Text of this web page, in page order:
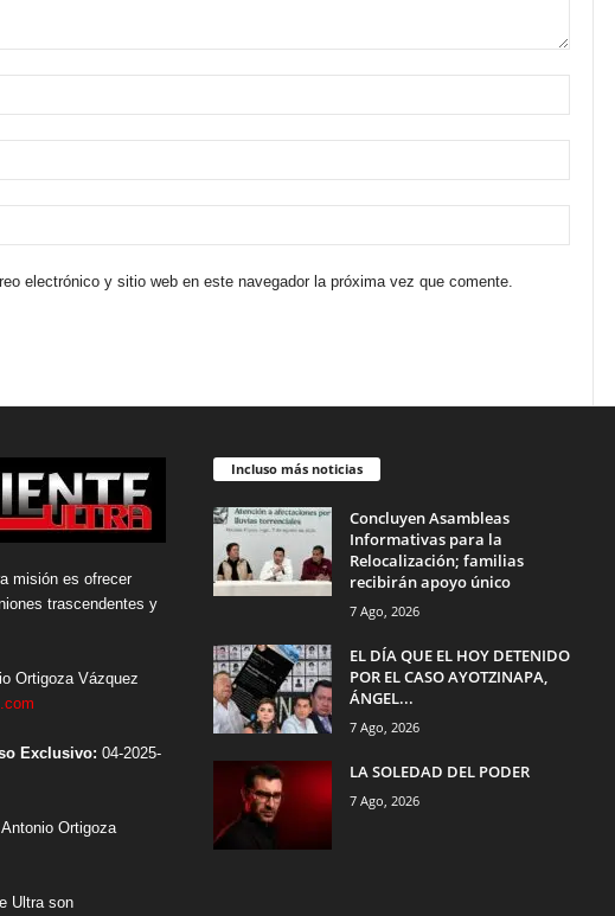
electrónico y sitio web en este navegador la próxima vez que comente.
misión es ofrecer
trascendentes y
Ortigoza Vázquez
Exclusivo: 04-2025-
Antonio Ortigoza
Ultra son
Incluso más noticias
Concluyen Asambleas
Informativas para la
Relocalización; familias
recibirán apoyo único
7 Ago, 2026
EL DÍA QUE EL HOY DETENIDO
POR EL CASO AYOTZINAPA,
ÁNGEL...
7 Ago, 2026
LA SOLEDAD DEL PODER
7 Ago, 2026